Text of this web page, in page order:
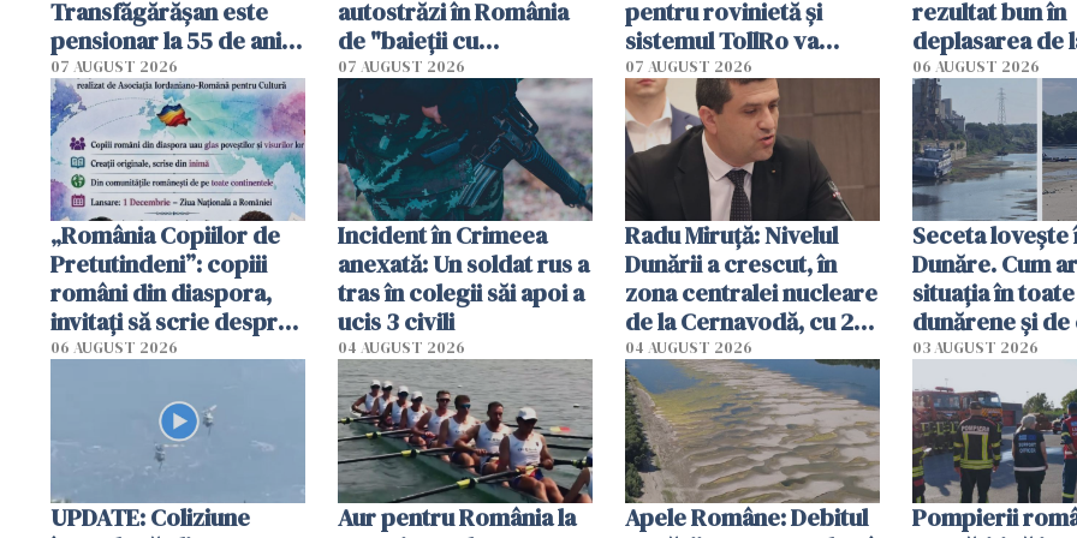
Transfăgărășan este
pensionar la 55 de ani.
Poliția l-a identificat
07 AUGUST 2026
autostrăzi în România
de "baieții cu
platforme": "Mi-au
cerut 1200 lei să mă
tracteze"
07 AUGUST 2026
pentru rovinietă şi
sistemul TollRo va
începe la 1 octombrie
07 AUGUST 2026
rezultat bun în
deplasarea de
06 AUGUST 2026
„România Copiilor de
Pretutindeni”: copiii
români din diaspora,
invitați să scrie despre
România într-un volum
06 AUGUST 2026
Incident în Crimeea
anexată: Un soldat rus a
tras în colegii săi apoi a
ucis 3 civili
04 AUGUST 2026
Radu Miruţă: Nivelul
Dunării a crescut, în
zona centralei nucleare
de la Cernavodă, cu 2
cm faţă de ziua trecută
04 AUGUST 2026
Seceta
Dunăre. Cum
situația în
dunărene și de
România
efectele, deși a
în iulie
03 AUGUST 2026
UPDATE: Coliziune
Aur pentru România la
Apele Române: Debitul
Pompierii